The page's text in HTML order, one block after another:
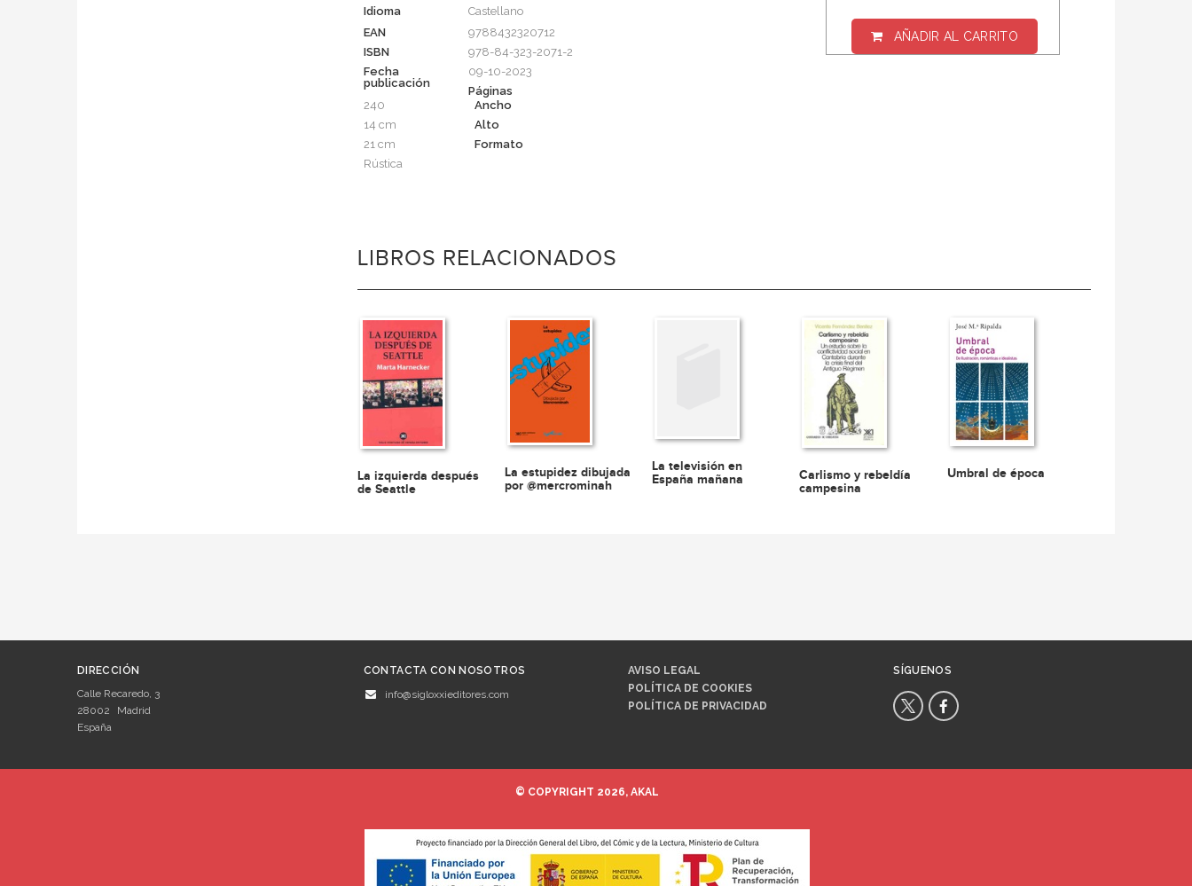
Idioma
Castellano
EAN
9788432320712
ISBN
978-84-323-2071-2
Fecha
publicación
09-10-2023
Páginas
240
Ancho
14 cm
Alto
21 cm
Formato
Rústica
AÑADIR AL CARRITO
LIBROS RELACIONADOS
La izquierda después
de Seattle
La estupidez dibujada
por @mercrominah
La televisión en
España mañana
Carlismo y rebeldía
campesina
Umbral de época
DIRECCIÓN
Calle Recaredo, 3
28002
Madrid
España
CONTACTA CON NOSOTROS
info@sigloxxieditores.com
AVISO LEGAL
POLÍTICA DE COOKIES
POLÍTICA DE PRIVACIDAD
SÍGUENOS
© COPYRIGHT 2026, AKAL